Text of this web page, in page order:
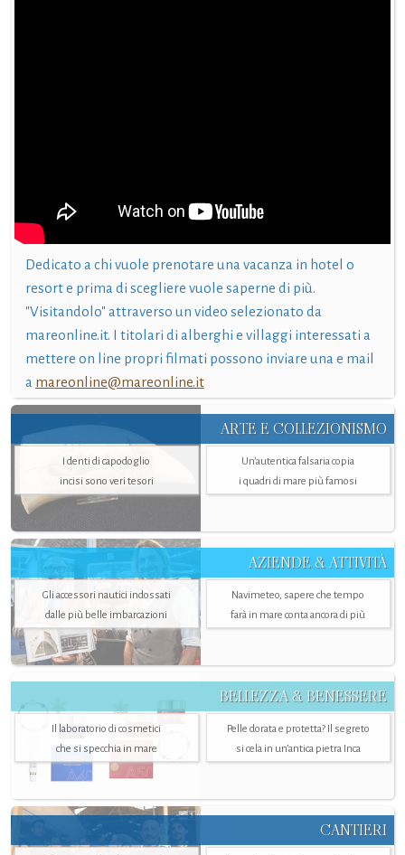
Dedicato a chi vuole prenotare una vacanza in hotel o
resort e prima di scegliere vuole saperne di più.
"Visitandolo" attraverso un video selezionato da
mareonline.it. I titolari di alberghi e villaggi interessati a
mettere on line propri filmati possono inviare una e mail
a mareonline@mareonline.it
ARTE E COLLEZIONISMO
I denti di capodoglio
incisi sono veri tesori
Un’autentica falsaria copia
i quadri di mare più famosi
AZIENDE & ATTIVITÀ
Gli accessori nautici indossati
dalle più belle imbarcazioni
Navimeteo, sapere che tempo
farà in mare conta ancora di più
BELLEZZA & BENESSERE
Il laboratorio di cosmetici
che si specchia in mare
Pelle dorata e protetta? Il segreto
si cela in un’antica pietra Inca
CANTIERI